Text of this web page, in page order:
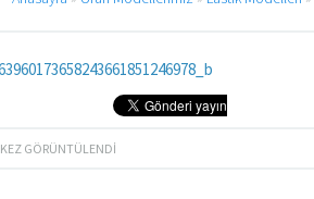
KEZ GÖRÜNTÜLENDI